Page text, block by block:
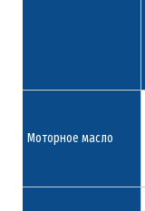
Моторное масло